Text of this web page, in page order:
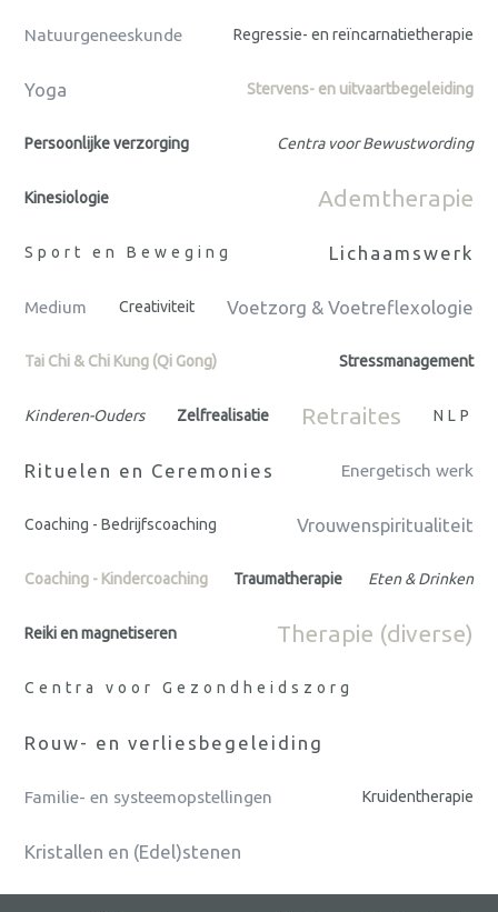
Natuurgeneeskunde Regressie- en reïncarnatietherapie
Yoga Stervens- en uitvaartbegeleiding
Persoonlijke verzorging Centra voor Bewustwording
Kinesiologie Ademtherapie
Sport en Beweging Lichaamswerk
Medium Creativiteit Voetzorg & Voetreflexologie
Tai Chi & Chi Kung (Qi Gong) Stressmanagement
Kinderen-Ouders Zelfrealisatie Retraites NLP
Rituelen en Ceremonies Energetisch werk
Coaching - Bedrijfscoaching Vrouwenspiritualiteit
Coaching - Kindercoaching Traumatherapie Eten & Drinken
Reiki en magnetiseren Therapie (diverse)
Centra voor Gezondheidszorg
Rouw- en verliesbegeleiding
Familie- en systeemopstellingen Kruidentherapie
Kristallen en (Edel)stenen